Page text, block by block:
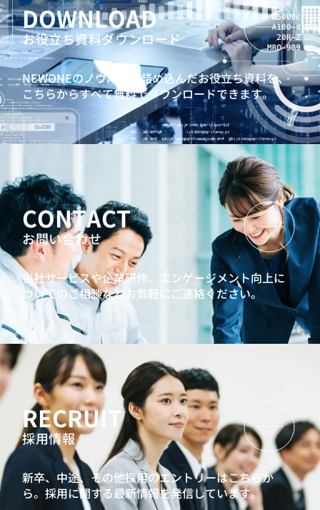
DOWNLOAD
お役立ち資料ダウンロード
NEWONEのノウハウを詰め込んだお役立ち資料を、
こちらからすべて無料でダウンロードできます。
CONTACT
お問い合わせ
当社サービスや企業研修、エンゲージメント向上に
ついてのご相談などお気軽にご連絡ください。
RECRUIT
採用情報
新卒、中途、その他採用のエントリーはこちらか
ら。採用に関する最新情報を発信しています。